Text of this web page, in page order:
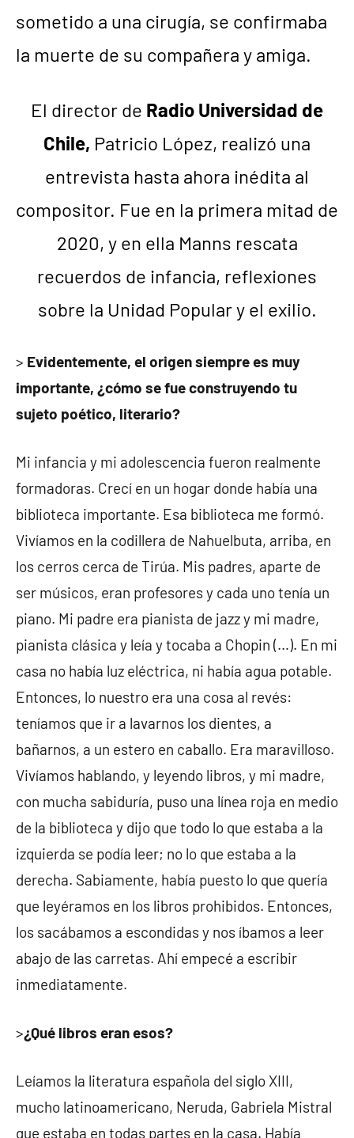
sometido a una cirugía, se confirmaba
la muerte de su compañera y amiga.
El director de Radio Universidad de
Chile, Patricio López, realizó una
entrevista hasta ahora inédita al
compositor. Fue en la primera mitad de
2020, y en ella Manns rescata
recuerdos de infancia, reflexiones
sobre la Unidad Popular y el exilio.
> Evidentemente, el origen siempre es muy
importante, ¿cómo se fue construyendo tu
sujeto poético, literario?
Mi infancia y mi adolescencia fueron realmente
formadoras. Crecí en un hogar donde había una
biblioteca importante. Esa biblioteca me formó.
Vivíamos en la codillera de Nahuelbuta, arriba, en
los cerros cerca de Tirúa. Mis padres, aparte de
ser músicos, eran profesores y cada uno tenía un
piano. Mi padre era pianista de jazz y mi madre,
pianista clásica y leía y tocaba a Chopin (…). En mi
casa no había luz eléctrica, ni había agua potable.
Entonces, lo nuestro era una cosa al revés:
teníamos que ir a lavarnos los dientes, a
bañarnos, a un estero en caballo. Era maravilloso.
Vivíamos hablando, y leyendo libros, y mi madre,
con mucha sabiduría, puso una línea roja en medio
de la biblioteca y dijo que todo lo que estaba a la
izquierda se podía leer; no lo que estaba a la
derecha. Sabiamente, había puesto lo que quería
que leyéramos en los libros prohibidos. Entonces,
los sacábamos a escondidas y nos íbamos a leer
abajo de las carretas. Ahí empecé a escribir
inmediatamente.
>¿Qué libros eran esos?
Leíamos la literatura española del siglo XIII,
mucho latinoamericano, Neruda, Gabriela Mistral
que estaba en todas partes en la casa. Había